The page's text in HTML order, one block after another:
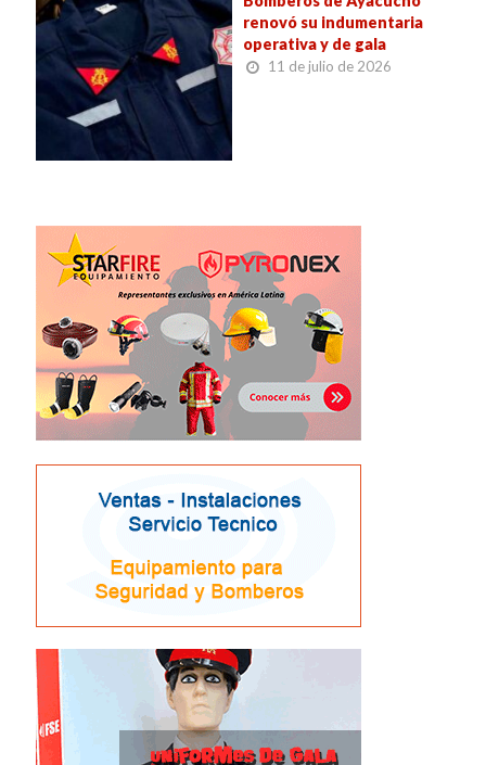
renovó su indumentaria
operativa y de gala
11 de julio de 2026